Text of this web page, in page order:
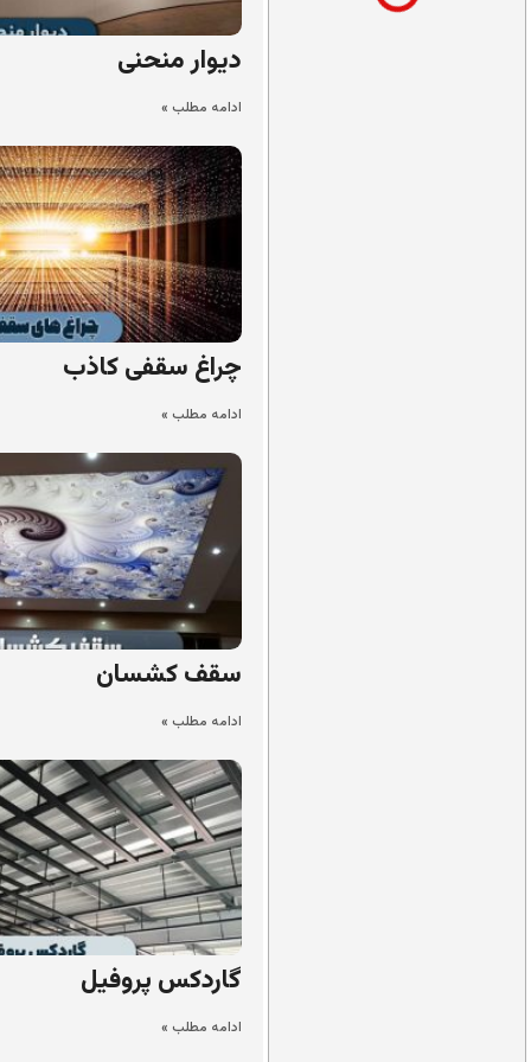
دیوار منحنی
ادامه مطلب »
چراغ سقفی کاذب
ادامه مطلب »
سقف کشسان
ادامه مطلب »
گاردکس پروفیل
ادامه مطلب »